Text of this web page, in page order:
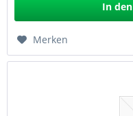
In den
Merken